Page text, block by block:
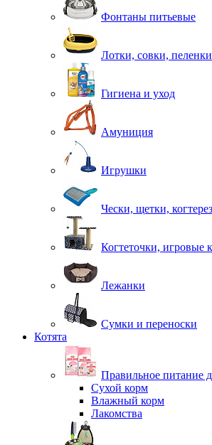
Фонтаны питьевые
Лотки, совки, пеленки
Гигиена и уход
Амуниция
Игрушки
Чески, щетки,
Когтеточки, игровые
Лежанки
Сумки и переноски
Котята
Правильное питание
Сухой корм
Влажный корм
Лакомства